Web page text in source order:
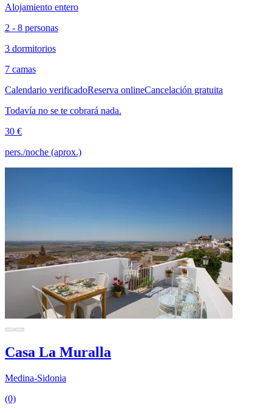
Alojamiento entero
2 - 8 personas
3 dormitorios
7 camas
Calendario verificadoReserva onlineCancelación gratuita
Todavía no se te cobrará nada.
30 €
pers./noche (aprox.)
Casa La Muralla
Medina-Sidonia
(0)